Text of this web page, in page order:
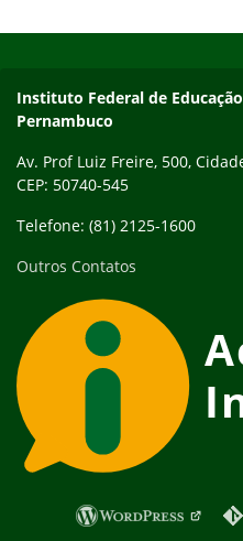
Instituto Federal de
Pernambuco
Av. Prof Luiz Freire, 500,
CEP: 50740-545
Telefone: (81) 2125-1600
Outros Contatos